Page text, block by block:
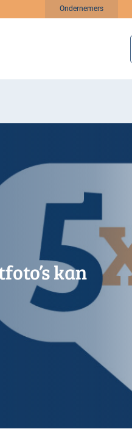
Ondernemers
kan